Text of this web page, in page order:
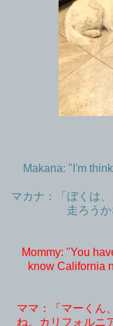
Makana: "I'm
マカナ：「ぼくは
走ろう
Mommy: "You
know California
ママ：「マーくん
ね。カリフォルニ